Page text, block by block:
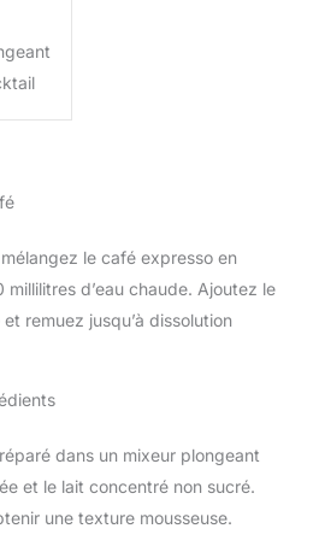
le café expresso en
millilitres d’eau chaude. Ajoutez le
remuez jusqu’à dissolution
dans un mixeur plongeant
et le lait concentré non sucré.
une texture mousseuse.